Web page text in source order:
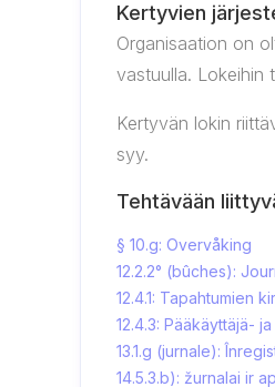
Kertyvien
Organisaation on
vastuulla. Lokeihin
Kertyvän lokin
syy.
Tehtävään
§ 10.g: Overvåking
12.2.2° (bûches):
12.4.1: Tapahtumien
12.4.3: Pääkäyttäjä-
13.1.g (jurnale):
14.5.3.b): žurnalai ir